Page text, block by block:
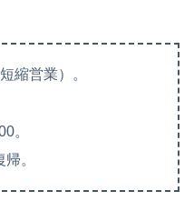
縮営業）。
。
。